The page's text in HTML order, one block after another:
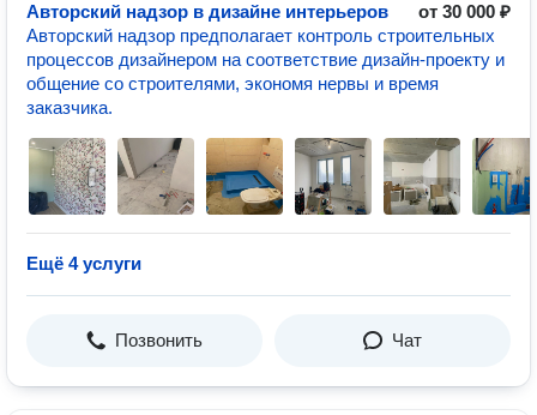
Авторский надзор в дизайне интерьеров
от 30 000 ₽
Авторский надзор предполагает контроль строительных
процессов дизайнером на соответствие дизайн-проекту и
общение со строителями, экономя нервы и время
заказчика.
Ещё 4 услуги
Позвонить Чат